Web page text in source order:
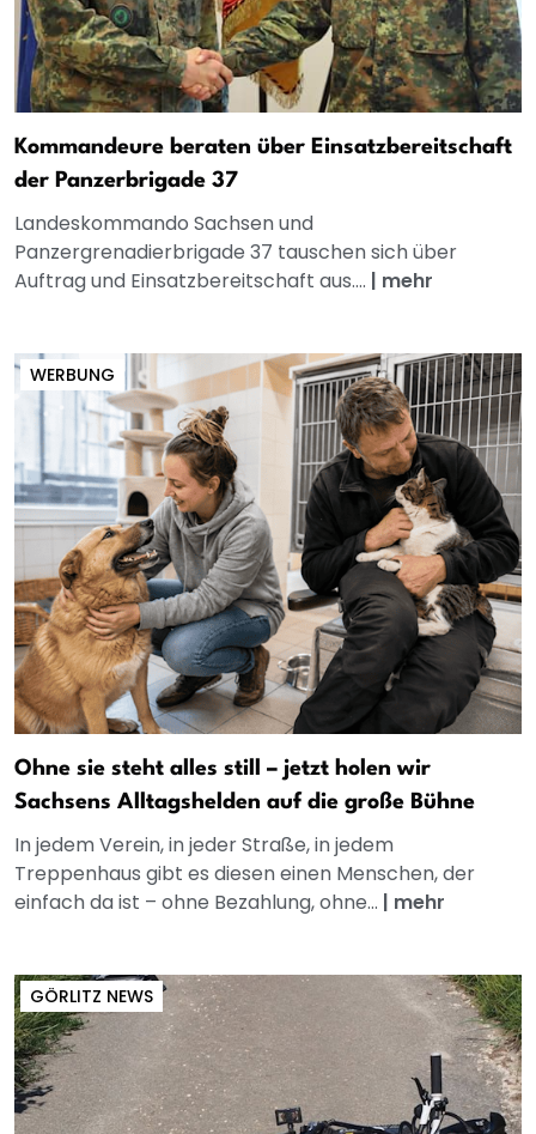
Kommandeure beraten über Einsatzbereitschaft
der Panzerbrigade 37
Landeskommando Sachsen und
Panzergrenadierbrigade 37 tauschen sich über
Auftrag und Einsatzbereitschaft aus.... | mehr
WERBUNG
Ohne sie steht alles still – jetzt holen wir
Sachsens Alltagshelden auf die große Bühne
In jedem Verein, in jeder Straße, in jedem
Treppenhaus gibt es diesen einen Menschen, der
einfach da ist – ohne Bezahlung, ohne... | mehr
GÖRLITZ NEWS